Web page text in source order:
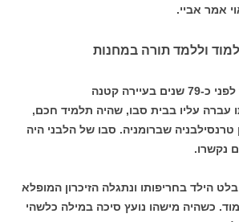
אמר אביי.
וללמד תורה במחנות
דוד הלבני (וייס) נולד לפני כ-79 שנים בעיירה קטנה
עברה עליו בבית סבו, שהיה תלמיד חכם,
טרנסילבניה שברומניה. סבו של הלבני היה
נקשרו.
הילד בחריפותו ונתגלה הזיכרון המופלא
כשהיה מישהו נועץ סיכה במילה כלשהי